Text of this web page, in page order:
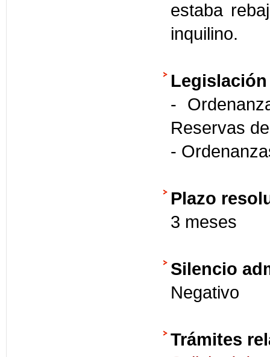
estaba
inquilino.
Legislación
-
Reservas
-
Plazo
3 meses
Silencio
Negativo
Trámites